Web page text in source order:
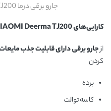
جارو برقی درما XIAOMI Deerma TJ200
کارایی‌هایDeerma TJ200
ازجارو برقی دارای قابلیت جذب
کردن
پرده
کاسه توالت